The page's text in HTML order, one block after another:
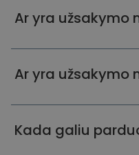
Ar yra užsakymo
Ar yra užsakymo
Kada galiu